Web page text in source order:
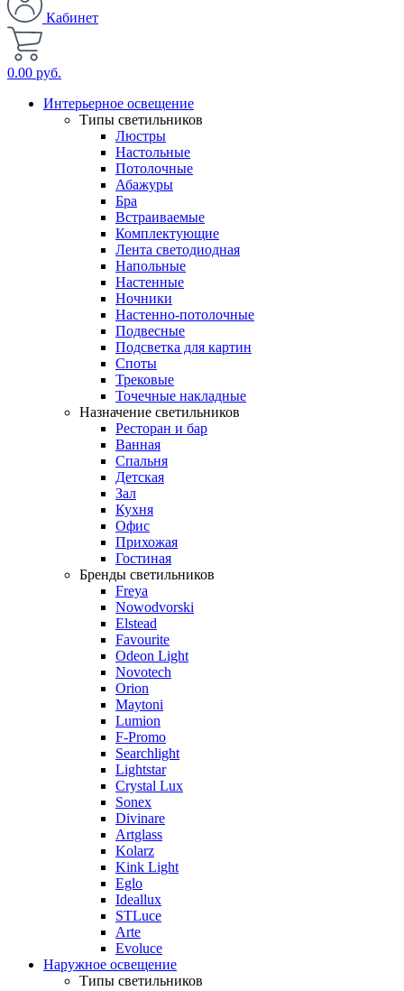
Кабинет
0.00 руб.
Интерьерное освещение
Типы светильников
Люстры
Настольные
Потолочные
Абажуры
Бра
Встраиваемые
Комплектующие
Лента светодиодная
Напольные
Настенные
Ночники
Настенно-потолочные
Подвесные
Подсветка для картин
Споты
Трековые
Точечные накладные
Назначение светильников
Ресторан и бар
Ванная
Спальня
Детская
Зал
Кухня
Офис
Прихожая
Гостиная
Бренды светильников
Freya
Nowodvorski
Elstead
Favourite
Odeon Light
Novotech
Orion
Maytoni
Lumion
F-Promo
Searchlight
Lightstar
Crystal Lux
Sonex
Divinare
Artglass
Kolarz
Kink Light
Eglo
Ideallux
STLuce
Arte
Evoluce
Наружное освещение
Типы светильников